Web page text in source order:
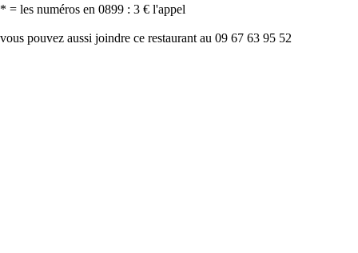
* = les numéros en 0899 : 3 € l'appel
vous pouvez aussi joindre ce restaurant au 09 67 63 95 52